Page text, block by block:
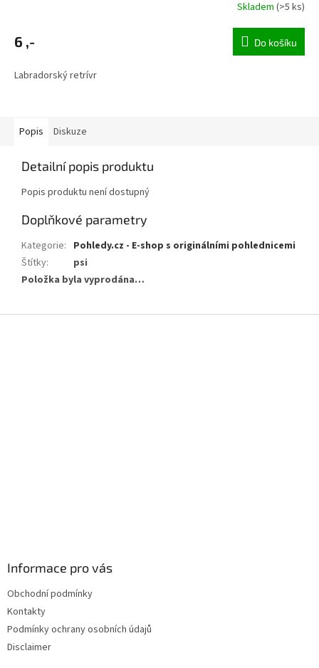
Skladem (>5 ks)
6 ,- Do košíku
Labradorský retrívr
Popis Diskuze
Detailní popis produktu
Popis produktu není dostupný
Doplňkové parametry
Kategorie: Pohledy.cz - E-shop s originálními pohlednicemi
Štítky:
psi
Položka byla vyprodána…
Informace pro vás
Obchodní podmínky
Kontakty
Podmínky ochrany osobních údajů
Disclaimer